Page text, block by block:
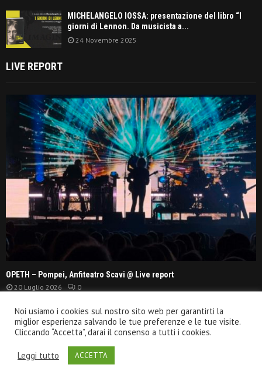
MICHELANGELO IOSSA: presentazione del libro “I
giorni di Lennon. Da musicista a...
24 Novembre 2025
LIVE REPORT
OPETH – Pompei, Anfiteatro Scavi @ Live report
20 Luglio 2026 0
TONY HADLEY LIVE: “An Englishman in Italy”
11 Luglio 2026
Noi usiamo i cookies sul nostro sito web per garantirti la
miglior esperienza salvando le tue preferenze e le tue visite.
Cliccando “Accetta”, darai il consenso a tutti i cookies.
Leggi tutto ACCETTA